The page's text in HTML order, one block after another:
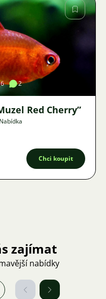
6 2
Red Cherry”
Nabídka
Chci koupit
zajímat
nabídky